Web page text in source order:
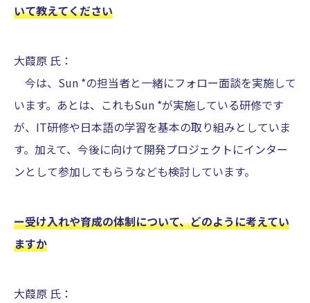
いて教えてください
大葭原 氏：
今は、Sun *の担当者と一緒にフォロー面談を実施して
います。あとは、これもSun *が実施している研修です
が、IT研修や日本語の学習を基本の取り組みとしていま
す。加えて、今後に向けて開発プロジェクトにインター
ンとして参加してもらうなども検討しています。
ー受け入れや育成の体制について、どのように考えてい
ますか
大葭原 氏：